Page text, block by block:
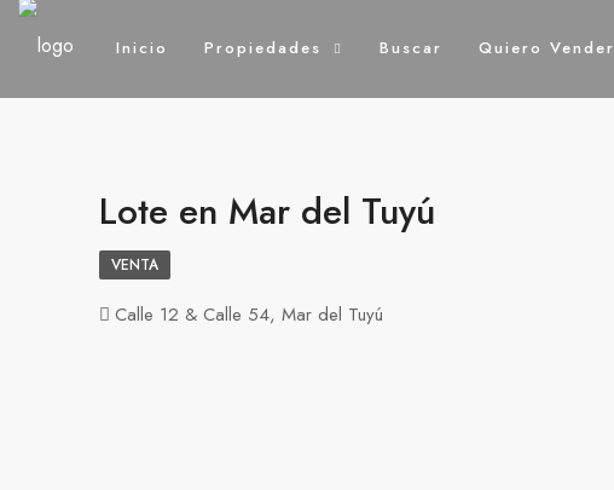
Inicio Propiedades Buscar Quiero Vender
Lote en Mar del Tuyú
VENTA
Calle 12 & Calle 54, Mar del Tuyú